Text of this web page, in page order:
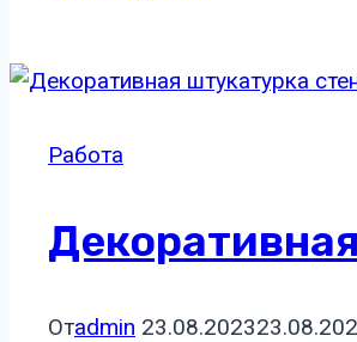
дерева
Работа
Отadmin 23.08.2023